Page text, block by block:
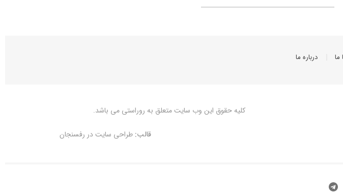
ما درباره ما
کلیه حقوق این وب سایت متعلق به روراستی می باشد.
قالب: طراحی سایت در رفسنجان